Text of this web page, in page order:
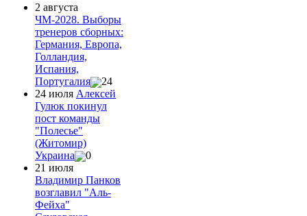
2 августа
ЧМ-2028. Выборы
тренеров сборных:
Германия, Европа,
Голландия,
Испания,
Португалия
24
24 июля Алексей
Гулюк покинул
пост команды
"Полесье"
(Житомир)
Украина
0
21 июля
Владимир Панков
возглавил "Аль-
Фейха"